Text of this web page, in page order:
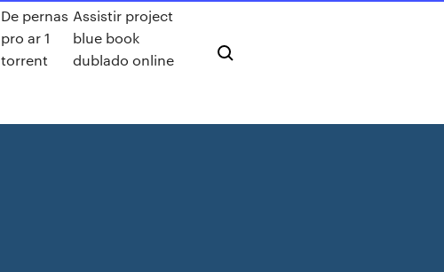
De pernas
pro ar 1
torrent
Assistir project
blue book
dublado online